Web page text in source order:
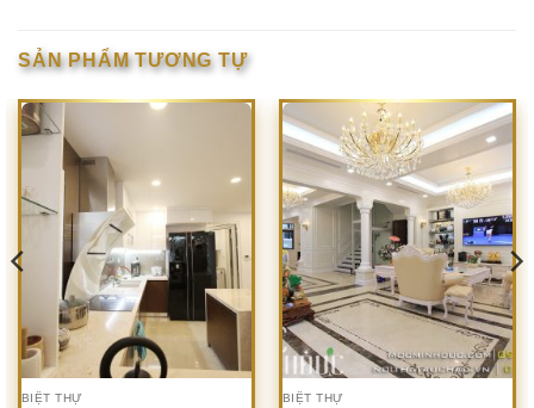
SẢN PHẨM TƯƠNG TỰ
BIỆT THỰ BIỆT THỰ